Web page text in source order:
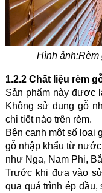
Hình ảnh:Rèm
1.2.2 Chất liệu rèm
Sản phẩm này được
Không sử dụng gỗ
chi tiết nào trên rèm.
Bên cạnh một số loại
gỗ nhập khẩu từ
như Nga, Nam Phi,
Trước khi đưa vào
qua quá trình ép dầu,